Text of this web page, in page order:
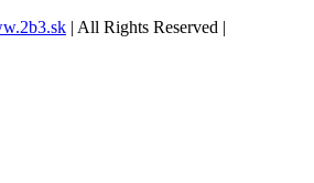
| All Rights Reserved |